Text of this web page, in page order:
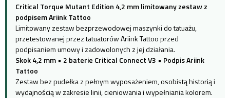
Critical Torque Mutant Edition 4,2 mm limitowany zestaw z
podpisem Ariink Tattoo
Limitowany zestaw bezprzewodowej maszynki do tatuażu,
przetestowanej przez tatuatorów Ariink Tattoo przed
podpisaniem umowy i zadowolonych z jej działania.
Skok 4,2 mm • 2 baterie Critical Connect V3 • Podpis Ariink
Tattoo
Zestaw bez pudełka z pełnym wyposażeniem, osobistą historią i
wydajnością w zakresie linii, cieniowania i wypełniania kolorem.